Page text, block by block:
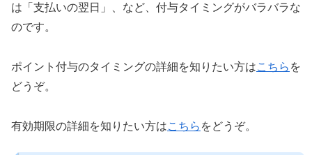
は「支払いの翌日」、など、付与タイミングがバラバラな
のです。
ポイント付与のタイミングの詳細を知りたい方はこちら を
どうぞ。
有効期限の詳細を知りたい方はこちら をどうぞ。